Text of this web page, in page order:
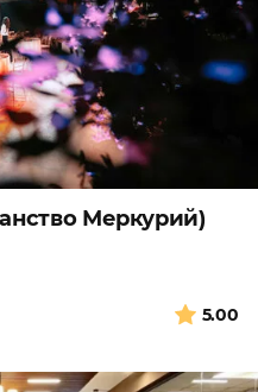
Меркурий)
5.00